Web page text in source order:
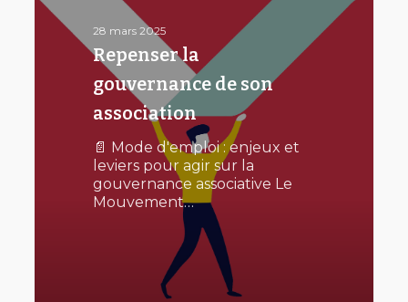
association
28 mars 2025
Repenser la
gouvernance de son
association
📄 Mode d'emploi : enjeux et
leviers pour agir sur la
gouvernance associative Le
Mouvement…